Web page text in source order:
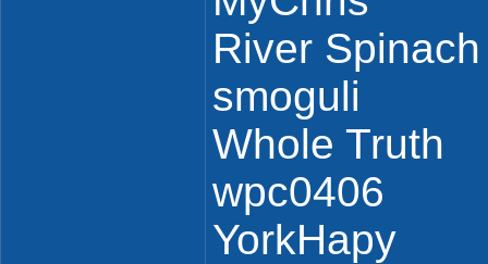
River Spinach
smoguli
Whole Truth
wpc0406
YorkHapy